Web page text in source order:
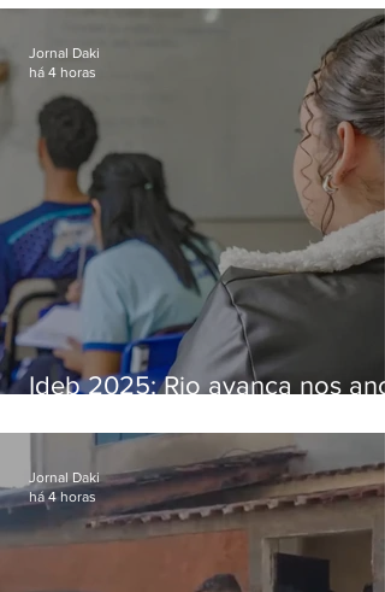
Bangu
Ideb 2025: Rio avança nos
nacional
Jornal Daki
há 4 horas
Jornal Daki
há 4 horas